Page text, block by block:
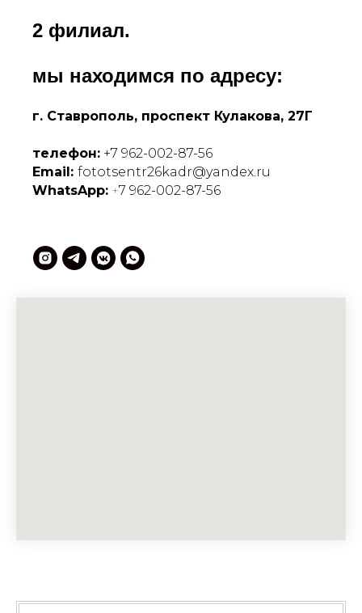
2 филиал.
мы находимся по адресу:
г. Ставрополь, проспект Кулакова, 27Г
телефон: +7 962-002-87-56
Email: fototsentr26kadr@yandex.ru
WhatsApp: +7 962-002-87-56